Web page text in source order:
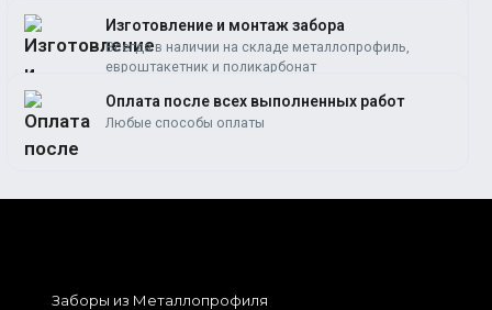
Изготовление и монтаж забора
Всегда в наличии на складе металлопрофиль,
евроштакетник и поликарбонат
Оплата после всех выполненных работ
Любые способы оплаты
Заборы из Металлопрофиля